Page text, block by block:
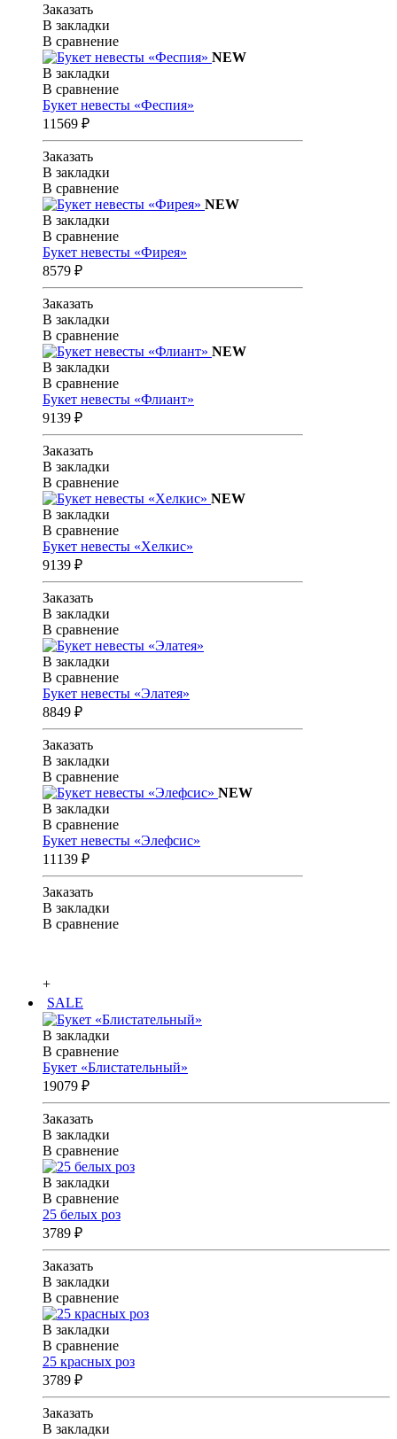
Заказать
В закладки
В сравнение
NEW
В закладки
В сравнение
Букет невесты «Феспия»
11569 ₽
Заказать
В закладки
В сравнение
NEW
В закладки
В сравнение
Букет невесты «Фирея»
8579 ₽
Заказать
В закладки
В сравнение
NEW
В закладки
В сравнение
Букет невесты «Флиант»
9139 ₽
Заказать
В закладки
В сравнение
NEW
В закладки
В сравнение
Букет невесты «Хелкис»
9139 ₽
Заказать
В закладки
В сравнение
В закладки
В сравнение
Букет невесты «Элатея»
8849 ₽
Заказать
В закладки
В сравнение
NEW
В закладки
В сравнение
Букет невесты «Элефсис»
11139 ₽
Заказать
В закладки
В сравнение
+
SALE
В закладки
В сравнение
Букет «Блистательный»
19079 ₽
Заказать
В закладки
В сравнение
В закладки
В сравнение
25 белых роз
3789 ₽
Заказать
В закладки
В сравнение
В закладки
В сравнение
25 красных роз
3789 ₽
Заказать
В закладки